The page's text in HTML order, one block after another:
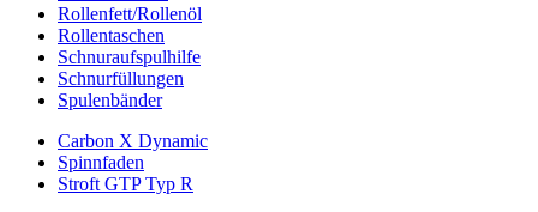
Rollenfett/Rollenöl
Rollentaschen
Schnuraufspulhilfe
Schnurfüllungen
Spulenbänder
Carbon X Dynamic
Spinnfaden
Stroft GTP Typ R